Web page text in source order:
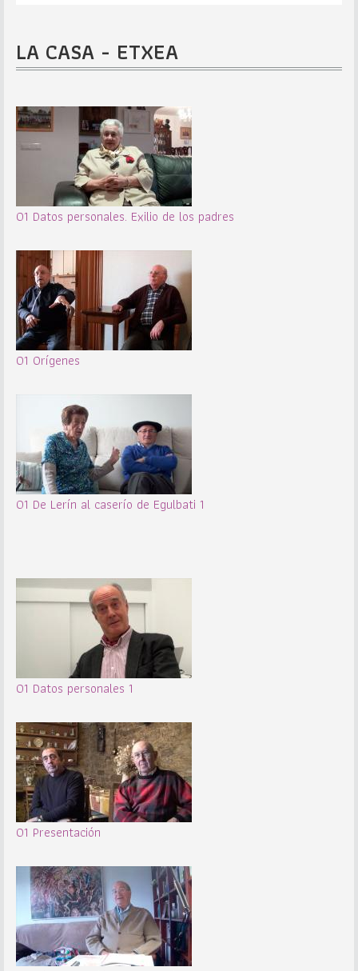
LA CASA - ETXEA
01 Datos personales. Exilio de los padres
01 Orígenes
01 De Lerín al caserío de Egulbati 1
01 Datos personales 1
01 Presentación